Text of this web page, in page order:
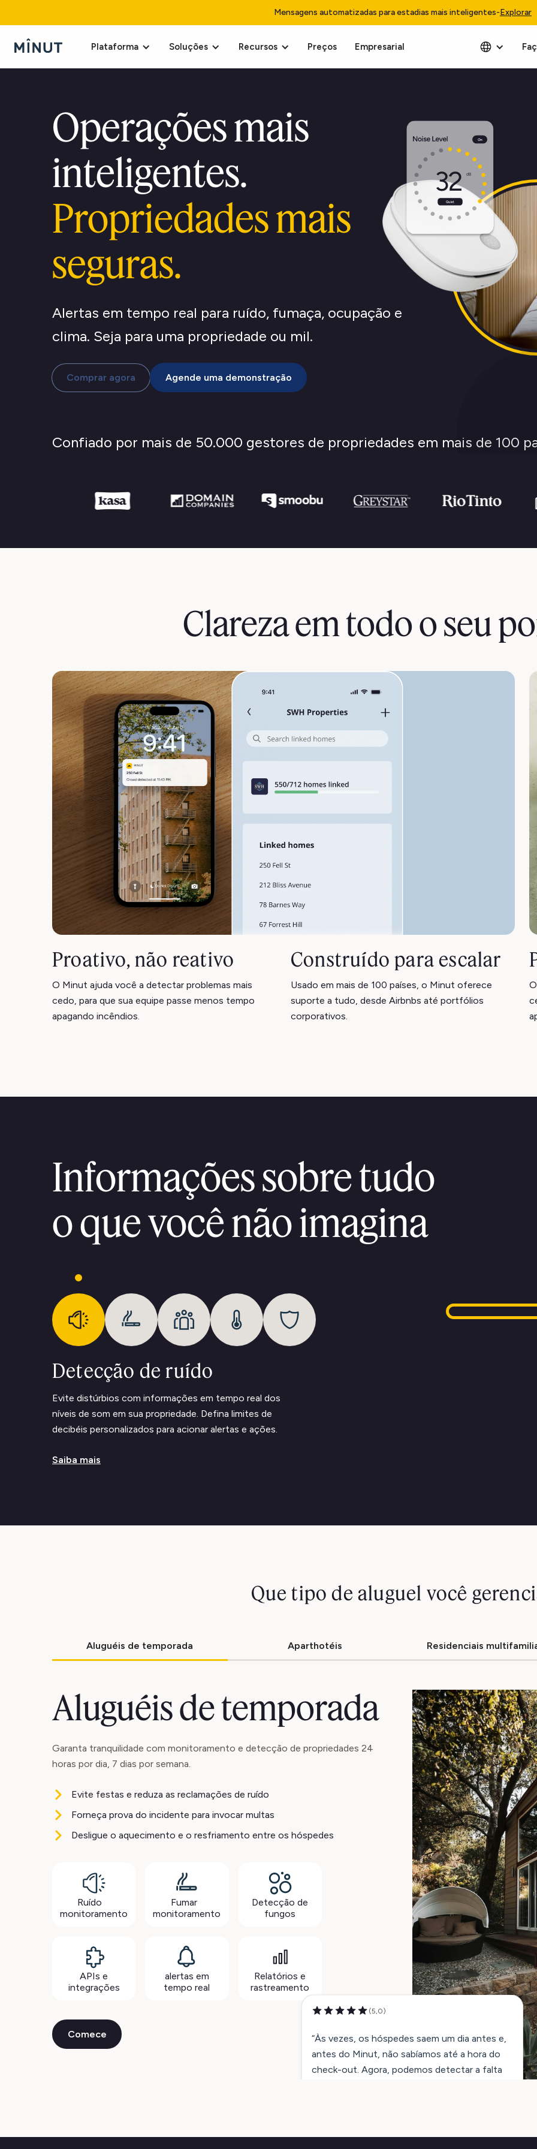
Mensagens automatizadas para estadias mais inteligentes-Explorar
Plataforma Soluções Recursos Preços Empresarial
Operações mais
inteligentes.
Propriedades mais
seguras.
Alertas em tempo real para ruído, fumaça, ocupação e
clima. Seja para uma propriedade ou mil.
Comprar agora Agende uma demonstração
Confiado por mais de 50.000 gestores de propriedades em mais de 100
Clareza em todo o seu
Proativo, não reativo
O Minut ajuda você a detectar problemas mais
cedo, para que sua equipe passe menos tempo
apagando incêndios.
Construído para escalar
Usado em mais de 100 países, o Minut oferece
suporte a tudo, desde Airbnbs até portfólios
corporativos.
Informações sobre tudo
o que você não imagina
Detecção de ruído
Evite distúrbios com informações em tempo real dos
níveis de som em sua propriedade. Defina limites de
decibéis personalizados para acionar alertas e ações.
Saiba mais
Que tipo de aluguel você
Aluguéis de temporada Aparthotéis Residenciais
Aluguéis de temporada
Garanta tranquilidade com monitoramento e detecção de propriedades 24
horas por dia, 7 dias por semana.
Evite festas e reduza as reclamações de ruído
Forneça prova do incidente para invocar multas
Desligue o aquecimento e o resfriamento entre os hóspedes
Ruído
monitoramento
Fumar
monitoramento
Detecção de
fungos
APIs e
integrações
alertas em
tempo real
Relatórios e
rastreamento
Comece
(5,0)
“Às vezes, os hóspedes saem um dia antes e,
antes do Minut, não sabíamos até a hora do
check-out. Agora, podemos detectar a falta